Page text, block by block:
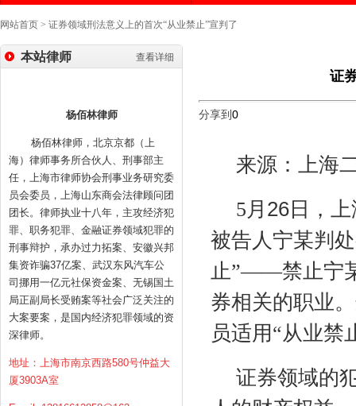
网站首页 > 证券领域刑法意义上的首次“从业禁止”宣判了
查看详细
本站律师
杨佰林律师
杨佰林律师，北京京都（上
海）律师事务所合伙人、刑事部主
任，上海市律师协会刑事业务研究委
员会委员，上海山东商会法律顾问团
团长。律师执业十八年，主攻经济犯
罪、职务犯罪、金融证券领域犯罪的
刑事辩护，承办过力拓案、安徽兴邦
集资诈骗37亿案、武汉东风汽车公
司挪用一亿元社保资金案、无锡国土
局正副局长受贿案等社会广泛关注的
大案要案，是国内经济犯罪领域的资
深律师。
地址：上海市南京西路580号仲益大
厦3903A室
证
分享到0
来源：上海
5月 26 日，
被告人宁某判
止”——禁止宁
券相关的职业
员适用“从业禁
证券领域的